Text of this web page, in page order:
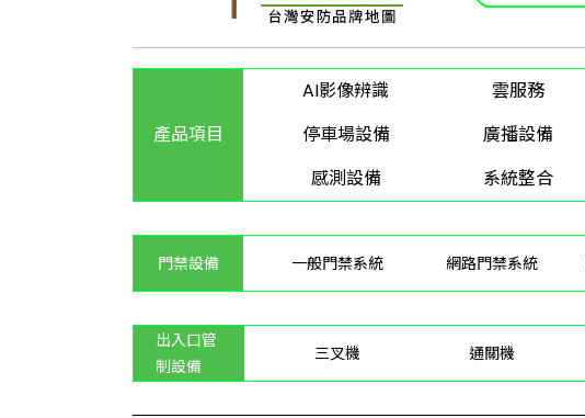
產品項目
AI影像辨識 雲服務
停車場設備
廣播設備
感測設備
系統整合
門禁設備 一般門禁系統 網路門禁系統
出入口管
制設備
三叉機 通關機